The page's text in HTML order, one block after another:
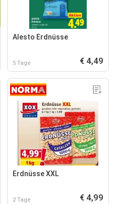
Alesto Erdnüsse
5 Tage € 4,49
Erdnüsse XXL
2 Tage € 4,99